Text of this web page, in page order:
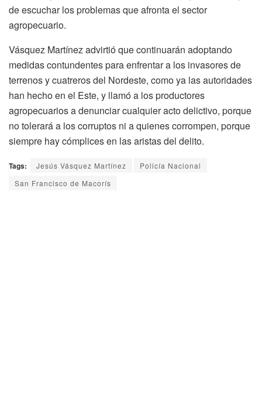
de escuchar los problemas que afronta el sector
agropecuario.
Vásquez Martínez advirtió que continuarán adoptando
medidas contundentes para enfrentar a los invasores de
terrenos y cuatreros del Nordeste, como ya las autoridades
han hecho en el Este, y llamó a los productores
agropecuarios a denunciar cualquier acto delictivo, porque
no tolerará a los corruptos ni a quienes corrompen, porque
siempre hay cómplices en las aristas del delito.
Tags: Jesús Vásquez Martínez
Policía Nacional
San Francisco de Macorís